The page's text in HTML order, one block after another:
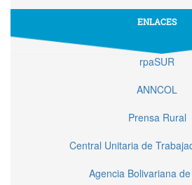
ENLACES
rpaSUR
ANNCOL
Prensa Rural
Central Unitaria de
Agencia Bolivariana